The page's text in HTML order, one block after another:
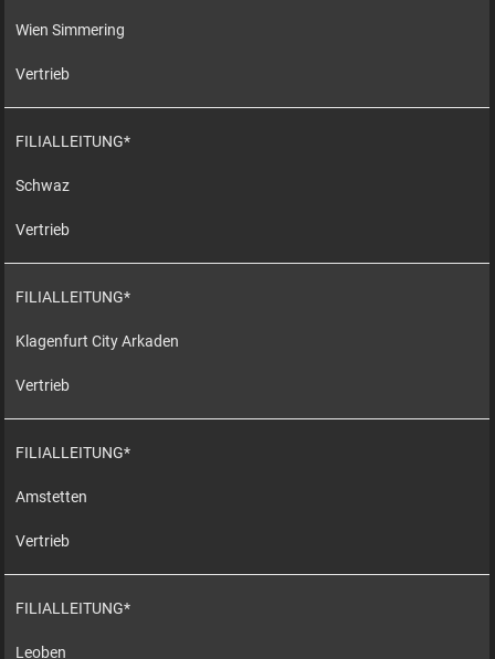
Wien Simmering
Vertrieb
FILIALLEITUNG*
Schwaz
Vertrieb
FILIALLEITUNG*
Klagenfurt City Arkaden
Vertrieb
FILIALLEITUNG*
Amstetten
Vertrieb
FILIALLEITUNG*
Leoben